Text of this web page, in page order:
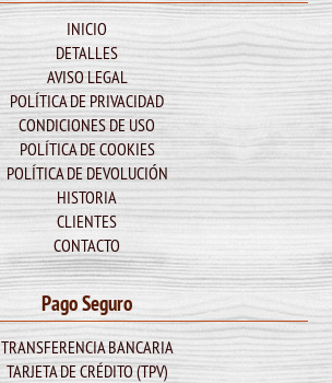
INICIO
DETALLES
AVISO LEGAL
POLÍTICA DE PRIVACIDAD
CONDICIONES DE USO
POLÍTICA DE COOKIES
POLÍTICA DE DEVOLUCIÓN
HISTORIA
CLIENTES
CONTACTO
Pago Seguro
TRANSFERENCIA BANCARIA
TARJETA DE CRÉDITO (TPV)